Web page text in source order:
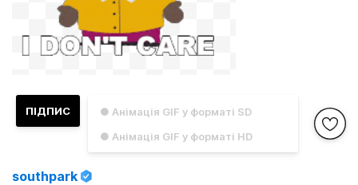
● Анімація GIF у форматі SD
● Анімація GIF у форматі HD
ПІДПИС
southpark